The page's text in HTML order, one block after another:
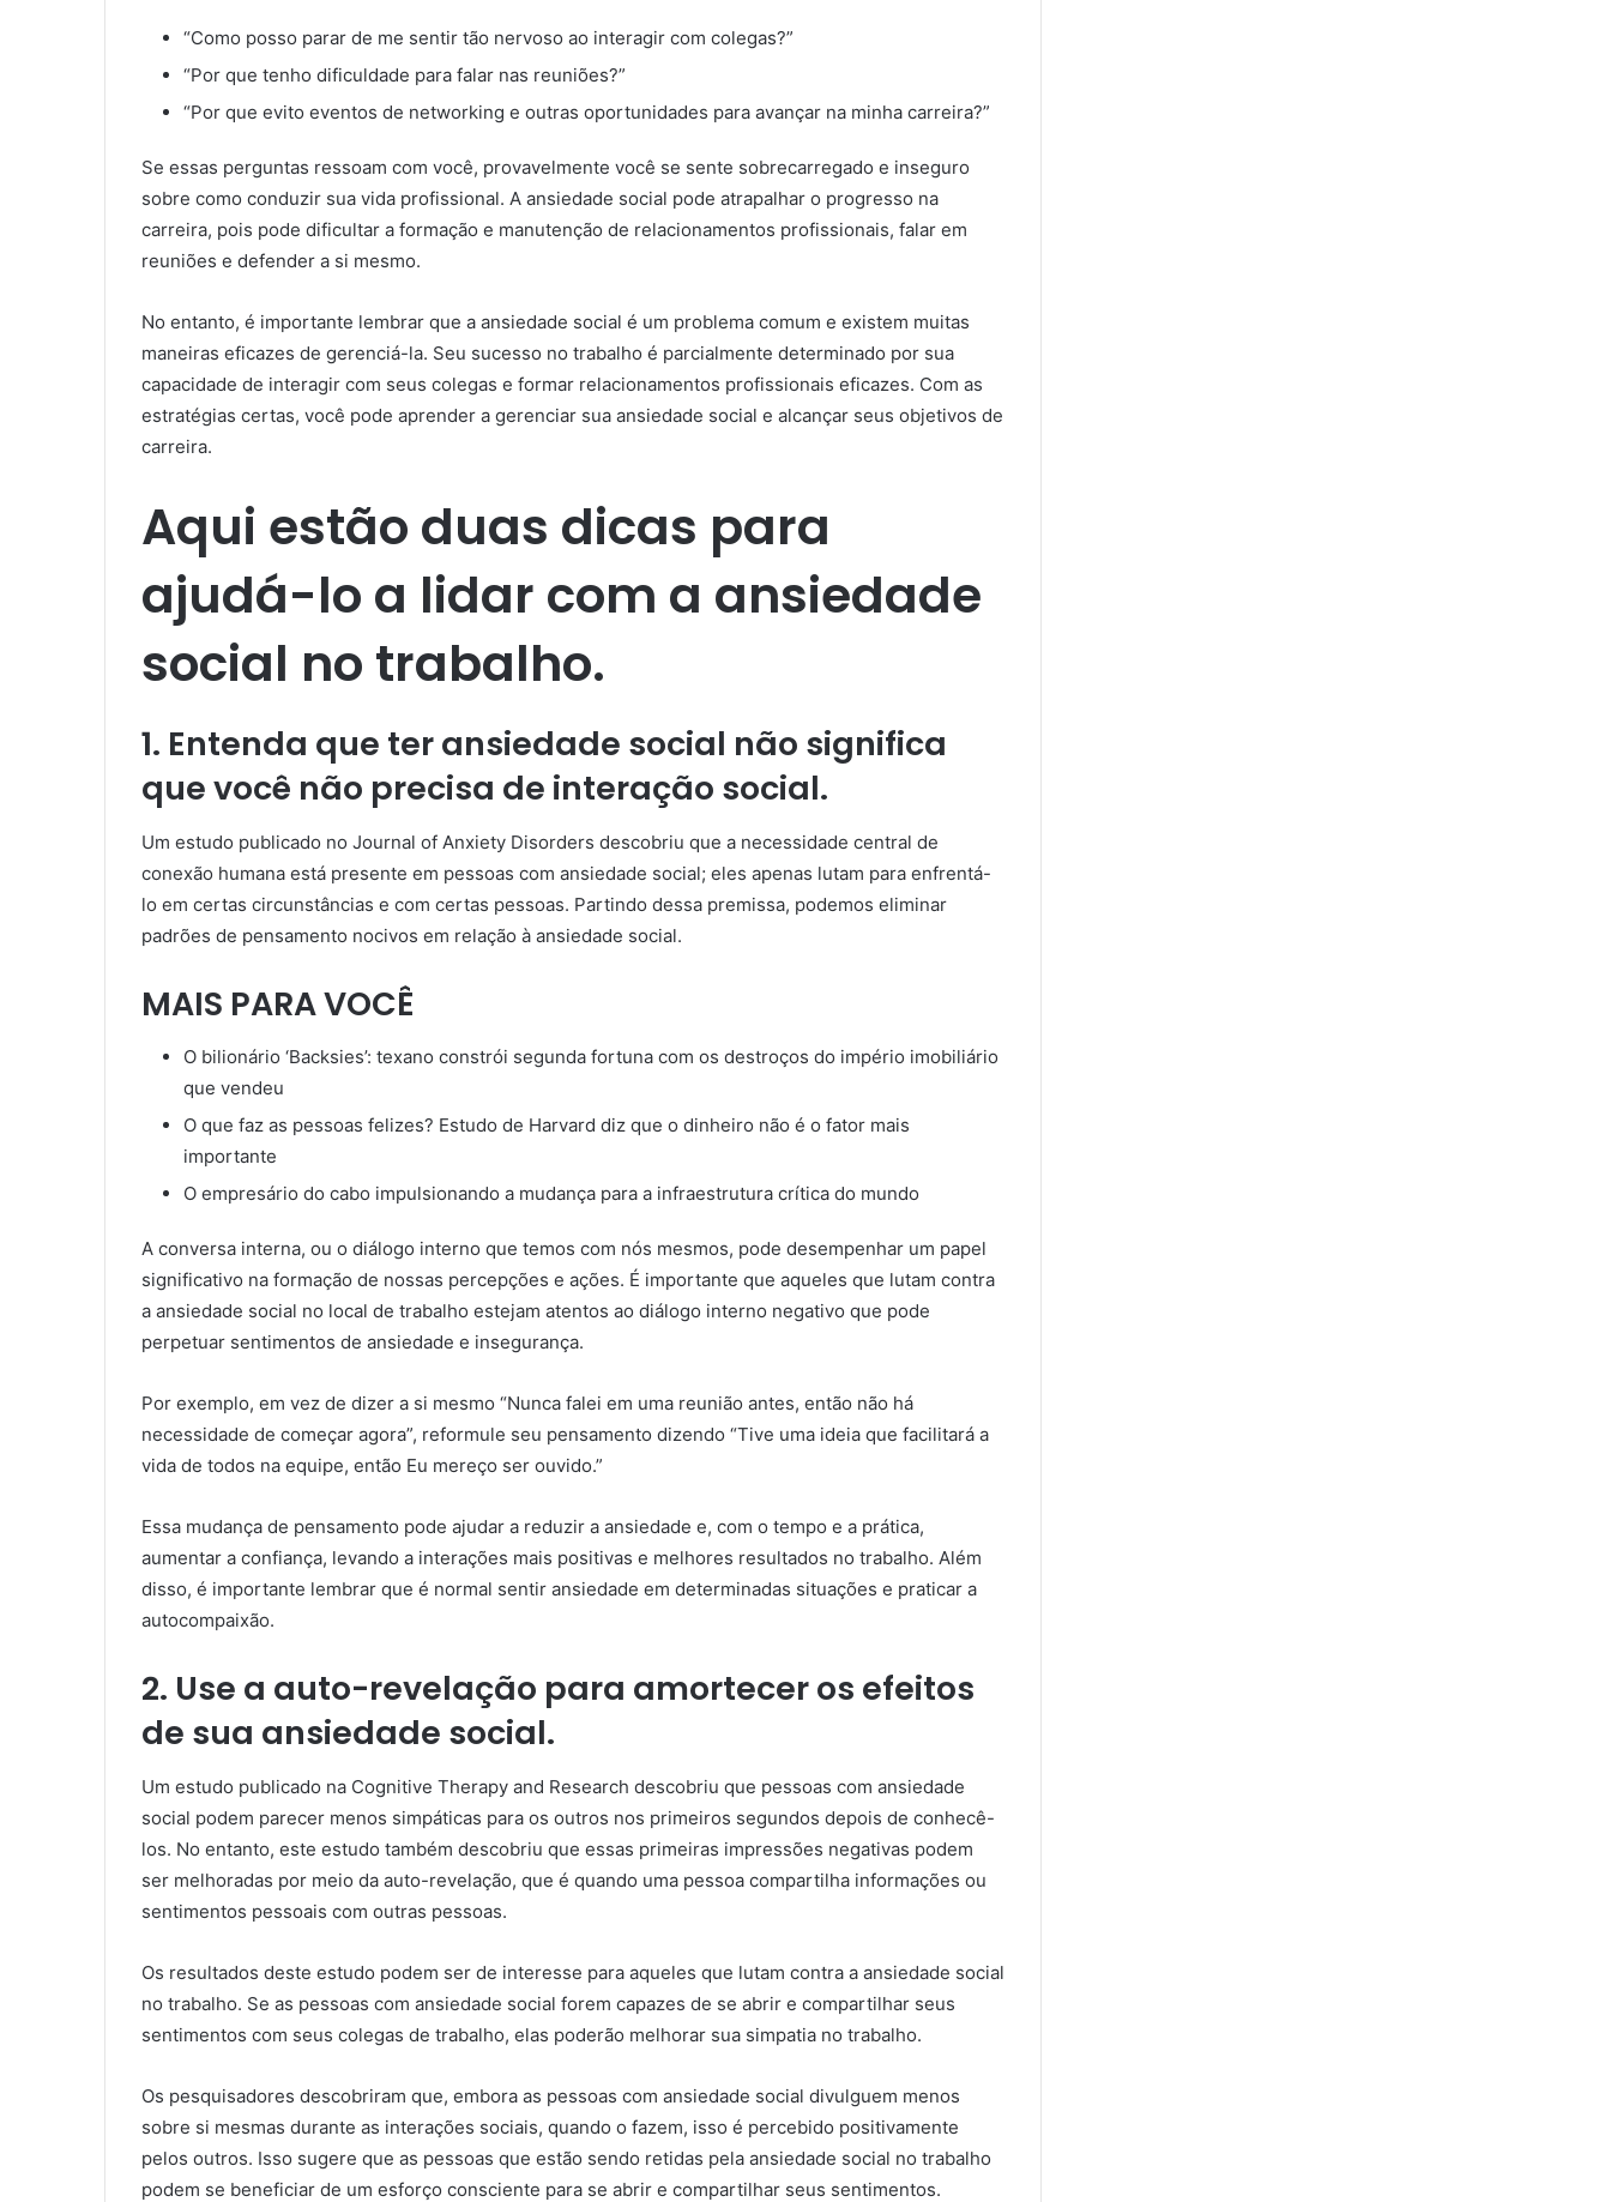
“Como posso parar de me sentir tão nervoso ao interagir com colegas?”
“Por que tenho dificuldade para falar nas reuniões?”
“Por que evito eventos de networking e outras oportunidades para avançar na minha carreira?”
Se essas perguntas ressoam com você, provavelmente você se sente sobrecarregado e inseguro
sobre como conduzir sua vida profissional. A ansiedade social pode atrapalhar o progresso na
carreira, pois pode dificultar a formação e manutenção de relacionamentos profissionais, falar em
reuniões e defender a si mesmo.
No entanto, é importante lembrar que a ansiedade social é um problema comum e existem muitas
maneiras eficazes de gerenciá-la. Seu sucesso no trabalho é parcialmente determinado por sua
capacidade de interagir com seus colegas e formar relacionamentos profissionais eficazes. Com as
estratégias certas, você pode aprender a gerenciar sua ansiedade social e alcançar seus objetivos de
carreira.
Aqui estão duas dicas para
ajudá-lo a lidar com a ansiedade
social no trabalho.
1. Entenda que ter ansiedade social não significa
que você não precisa de interação social.
Um estudo publicado no Journal of Anxiety Disorders descobriu que a necessidade central de
conexão humana está presente em pessoas com ansiedade social; eles apenas lutam para enfrentá-
lo em certas circunstâncias e com certas pessoas. Partindo dessa premissa, podemos eliminar
padrões de pensamento nocivos em relação à ansiedade social.
MAIS PARA VOCÊ
O bilionário ‘Backsies’: texano constrói segunda fortuna com os destroços do império imobiliário
que vendeu
O que faz as pessoas felizes? Estudo de Harvard diz que o dinheiro não é o fator mais
importante
O empresário do cabo impulsionando a mudança para a infraestrutura crítica do mundo
A conversa interna, ou o diálogo interno que temos com nós mesmos, pode desempenhar um papel
significativo na formação de nossas percepções e ações. É importante que aqueles que lutam contra
a ansiedade social no local de trabalho estejam atentos ao diálogo interno negativo que pode
perpetuar sentimentos de ansiedade e insegurança.
Por exemplo, em vez de dizer a si mesmo “Nunca falei em uma reunião antes, então não há
necessidade de começar agora”, reformule seu pensamento dizendo “Tive uma ideia que facilitará a
vida de todos na equipe, então Eu mereço ser ouvido.”
Essa mudança de pensamento pode ajudar a reduzir a ansiedade e, com o tempo e a prática,
aumentar a confiança, levando a interações mais positivas e melhores resultados no trabalho. Além
disso, é importante lembrar que é normal sentir ansiedade em determinadas situações e praticar a
autocompaixão.
2. Use a auto-revelação para amortecer os efeitos
de sua ansiedade social.
Um estudo publicado na Cognitive Therapy and Research descobriu que pessoas com ansiedade
social podem parecer menos simpáticas para os outros nos primeiros segundos depois de conhecê-
los. No entanto, este estudo também descobriu que essas primeiras impressões negativas podem
ser melhoradas por meio da auto-revelação, que é quando uma pessoa compartilha informações ou
sentimentos pessoais com outras pessoas.
Os resultados deste estudo podem ser de interesse para aqueles que lutam contra a ansiedade social
no trabalho. Se as pessoas com ansiedade social forem capazes de se abrir e compartilhar seus
sentimentos com seus colegas de trabalho, elas poderão melhorar sua simpatia no trabalho.
Os pesquisadores descobriram que, embora as pessoas com ansiedade social divulguem menos
sobre si mesmas durante as interações sociais, quando o fazem, isso é percebido positivamente
pelos outros. Isso sugere que as pessoas que estão sendo retidas pela ansiedade social no trabalho
podem se beneficiar de um esforço consciente para se abrir e compartilhar seus sentimentos.